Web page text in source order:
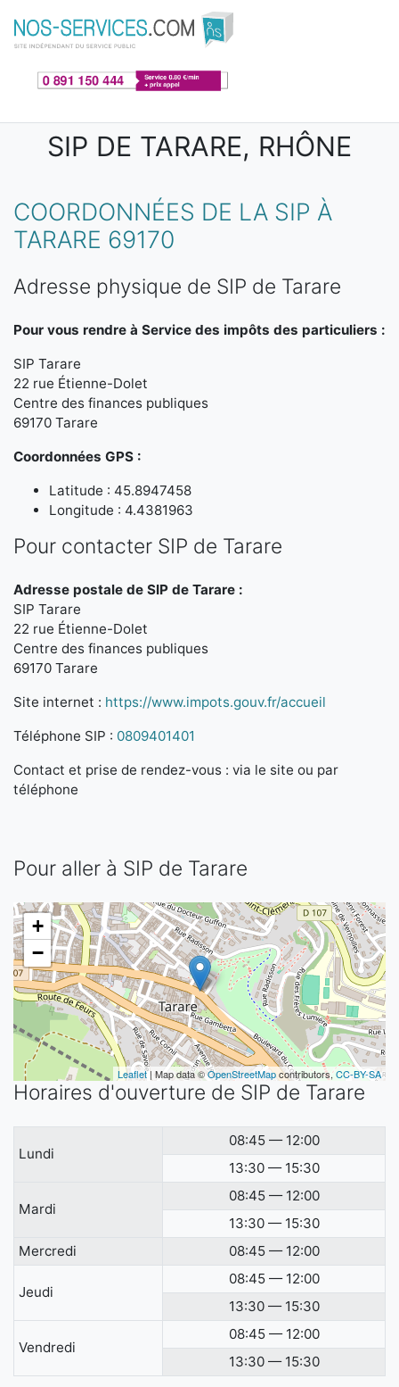
Aller au contenu principal
SIP DE TARARE, RHÔNE
COORDONNÉES DE LA SIP À
TARARE 69170
Adresse physique de SIP de Tarare
Pour vous rendre à Service des impôts des particuliers :
SIP Tarare
22 rue Étienne-Dolet
Centre des finances publiques
69170 Tarare
Coordonnées GPS :
Latitude : 45.8947458
Longitude : 4.4381963
Pour contacter SIP de Tarare
Adresse postale de SIP de Tarare :
SIP Tarare
22 rue Étienne-Dolet
Centre des finances publiques
69170 Tarare
Site internet : https://www.impots.gouv.fr/accueil
Téléphone SIP : 0809401401
Contact et prise de rendez-vous : via le site ou par
téléphone
Pour aller à SIP de Tarare
+
−
Leaflet| Map data ©OpenStreetMapcontributors,CC-BY-SA
Horaires d'ouverture de SIP de Tarare
Lundi
08:45 — 12:00
13:30 — 15:30
Mardi
08:45 — 12:00
13:30 — 15:30
Mercredi
08:45 — 12:00
Jeudi
08:45 — 12:00
13:30 — 15:30
Vendredi
08:45 — 12:00
13:30 — 15:30